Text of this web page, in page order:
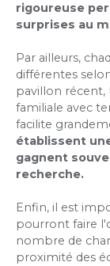
rigoureuse
surprises au
Par ailleurs,
différentes
pavillon
familiale avec
facilite
établissent
gagnent
recherche.
Enfin, il est
pourront faire
nombre de
proximité des